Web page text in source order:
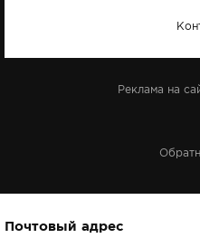
Реклама на
Почтовый адрес